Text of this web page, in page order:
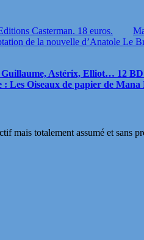
Casterman. 18 euros.
de la nouvelle d’Anatole Le
Astérix, Elliot… 12
Les Oiseaux de papier de Mana
mais totalement assumé et sans